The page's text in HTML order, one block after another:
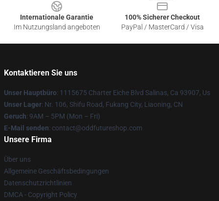
Internationale Garantie
Im Nutzungsland angeboten
100% Sicherer Checkout
PayPal / MasterCard / Visa
Kontaktieren Sie uns
Unser Hauptbüro: 1115675 Charter Eiche Blvd Salinas, Ca 93907, Us
Unser Lager: Nr. 106, Shifu Road, Fukang City, Liaoning, CN
Geruch: 9AM – 5PM (Mon – Fri)
E-Mail senden: contact@oddfutureshop.com
Unsere Firma
Über uns
Allgemeine Geschäftsbedingungen
Datenschutzrichtlinien
DMCA - Copyright Policy